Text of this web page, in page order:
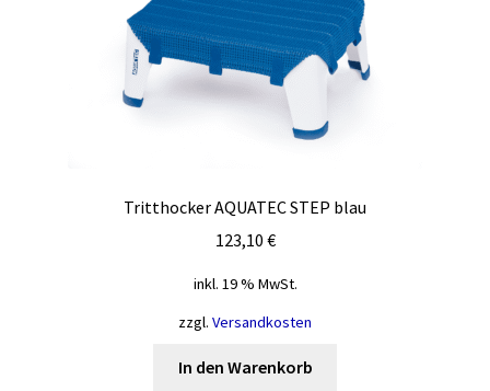
Tritthocker AQUATEC STEP blau
123,10 €
inkl. 19 % MwSt.
zzgl. Versandkosten
In den Warenkorb